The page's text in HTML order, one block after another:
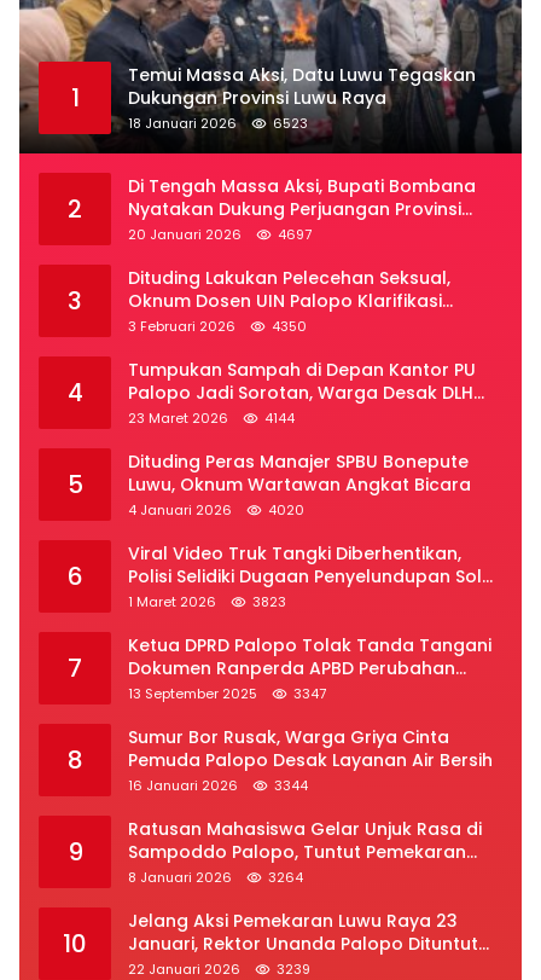
1
Temui Massa Aksi, Datu Luwu Tegaskan
Dukungan Provinsi Luwu Raya
18 Januari 2026 6523
2
Di Tengah Massa Aksi, Bupati Bombana
Nyatakan Dukung Perjuangan Provinsi
Luwu Raya
20 Januari 2026 4697
3
Dituding Lakukan Pelecehan Seksual,
Oknum Dosen UIN Palopo Klarifikasi
Kronologi
3 Februari 2026 4350
4
Tumpukan Sampah di Depan Kantor PU
Palopo Jadi Sorotan, Warga Desak DLH
Segera Bertindak
23 Maret 2026 4144
5
Dituding Peras Manajer SPBU Bonepute
Luwu, Oknum Wartawan Angkat Bicara
4 Januari 2026 4020
6
Viral Video Truk Tangki Diberhentikan,
Polisi Selidiki Dugaan Penyelundupan Solar
Subsidi di Palopo
1 Maret 2026 3823
7
Ketua DPRD Palopo Tolak Tanda Tangani
Dokumen Ranperda APBD Perubahan
2025
13 September 2025 3347
8
Sumur Bor Rusak, Warga Griya Cinta
Pemuda Palopo Desak Layanan Air Bersih
16 Januari 2026 3344
9
Ratusan Mahasiswa Gelar Unjuk Rasa di
Sampoddo Palopo, Tuntut Pemekaran
Provinsi Luwu Raya
8 Januari 2026 3264
10
Jelang Aksi Pemekaran Luwu Raya 23
Januari, Rektor Unanda Palopo Dituntut
Liburkan Mahasiswa
22 Januari 2026 3239